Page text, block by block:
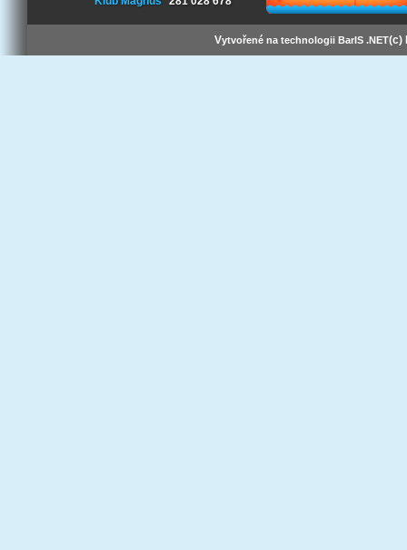
Vytvořené na technologii BarIS .NET(c)